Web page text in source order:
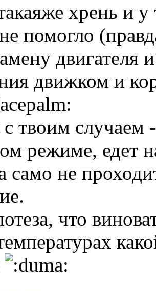
хрень и
помогло
двигателя
движком и
твоим случаем
режиме, едет
само не
что